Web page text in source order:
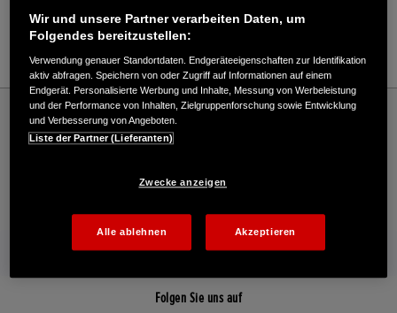
05362/7766
E-Mail
Honda
Schneefräsen
Motorgeräte Schmidt - Schneefräsen – Honda - HONDA Deutschland Offizielle
Website | The Power of Dreams
Mehr von Honda
Folgen Sie uns auf
Wir und unsere Partner verarbeiten Daten, um
Folgendes bereitzustellen:
Verwendung genauer Standortdaten. Endgeräteeigenschaften zur Identifikation
aktiv abfragen. Speichern von oder Zugriff auf Informationen auf einem
Endgerät. Personalisierte Werbung und Inhalte, Messung von Werbeleistung
und der Performance von Inhalten, Zielgruppenforschung sowie Entwicklung
und Verbesserung von Angeboten.
Liste der Partner (Lieferanten)
Zwecke anzeigen
Alle ablehnen Akzeptieren